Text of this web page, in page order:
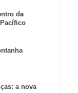
da
a nova